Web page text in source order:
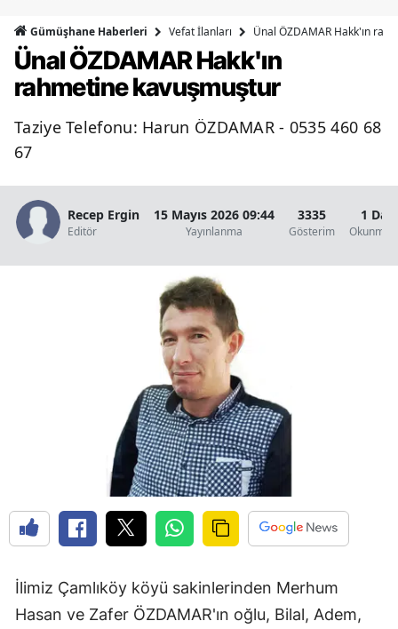
Bingöl
Bitlis
Bolu
Çanakkale
Çorum
Denizli
Diyarbakır
Edirne
Elazığ
Erzincan
Erzurum
Gümüşhane Haberleri Vefat İlanları Ünal ÖZDAMAR Hakk'ın
Ünal ÖZDAMAR Hakk'ın
rahmetine kavuşmuştur
Taziye Telefonu: Harun ÖZDAMAR - 0535 460 68
67
Recep Ergin
Editör
15 Mayıs 2026 09:44
Yayınlanma
3335
Gösterim
1
Okunma
İlimiz Çamlıköy köyü sakinlerinden Merhum
Hasan ve Zafer ÖZDAMAR'ın oğlu, Bilal, Adem,